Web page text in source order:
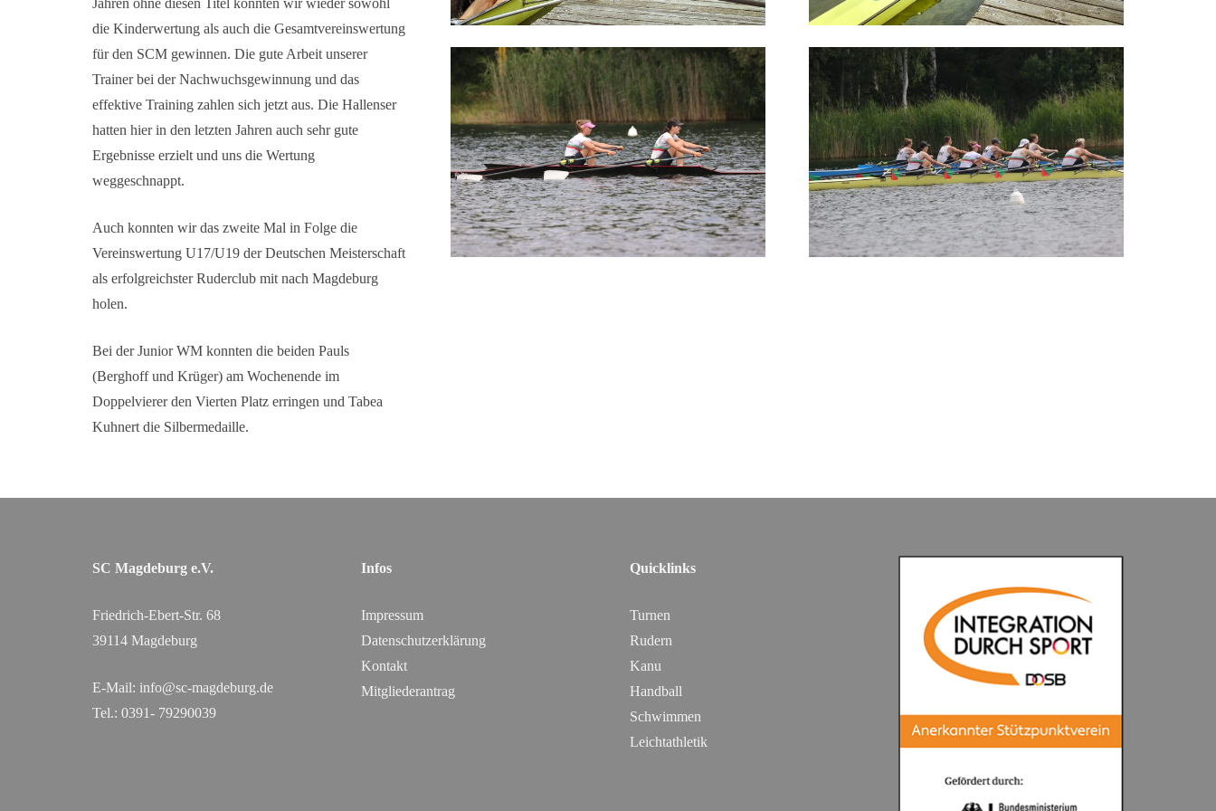
Jahren ohne diesen Titel konnten wir wieder sowohl
die Kinderwertung als auch die Gesamtvereinswertung
für den SCM gewinnen. Die gute Arbeit unserer
Trainer bei der Nachwuchsgewinnung und das
effektive Training zahlen sich jetzt aus. Die Hallenser
hatten hier in den letzten Jahren auch sehr gute
Ergebnisse erzielt und uns die Wertung
weggeschnappt.
Auch konnten wir das zweite Mal in Folge die
Vereinswertung U17/U19 der Deutschen Meisterschaft
als erfolgreichster Ruderclub mit nach Magdeburg
holen.
Bei der Junior WM konnten die beiden Pauls
(Berghoff und Krüger) am Wochenende im
Doppelvierer den Vierten Platz erringen und Tabea
Kuhnert die Silbermedaille.
SC Magdeburg e.V.
Friedrich-Ebert-Str. 68
39114 Magdeburg
E-Mail: info@sc-magdeburg.de
Tel.: 0391- 79290039
Infos
Impressum
Datenschutzerklärung
Kontakt
Mitgliederantrag
Quicklinks
Turnen
Rudern
Kanu
Handball
Schwimmen
Leichtathletik